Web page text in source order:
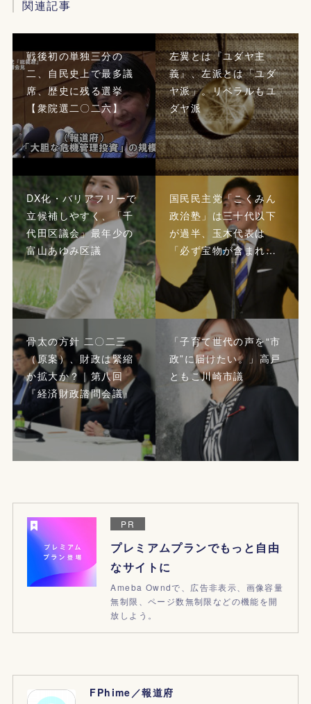
関連記事
戦後初の単独三分の
二、自民史上で最多議
席、歴史に残る選挙
【衆院選二〇二六】
左翼とは『ユダヤ主
義』、左派とは「ユダ
ヤ派」。リベラルもユ
ダヤ派
DX化・バリアフリーで
立候補しやすく、「千
代田区議会」最年少の
富山あゆみ区議
国民民主党「こくみん
政治塾」は三十代以下
が過半、玉木代表は
「必ず宝物が含まれ…
骨太の方針 二〇二三
（原案）、財政は緊縮
か拡大か？｜第八回
『経済財政諮問会議』
「子育て世代の声を“市
政”に届けたい。」高戸
ともこ川崎市議
PR
プレミアムプランでもっと自由
なサイトに
Ameba Owndで、広告非表示、画像容量
無制限、ページ数無制限などの機能を開
放しよう。
FPhime／報道府